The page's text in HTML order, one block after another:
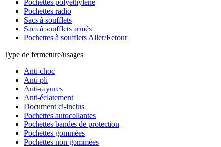
Pochettes polyéthylène
Pochettes radio
Sacs à soufflets
Sacs à soufflets armés
Pochettes à soufflets Aller/Retour
Type de fermeture/usages
Anti-choc
Anti-pli
Anti-rayures
Anti-éclatement
Document ci-inclus
Pochettes autocollantes
Pochettes bandes de protection
Pochettes gommées
Pochettes non gommées